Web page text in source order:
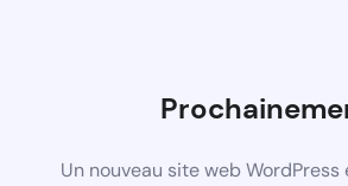
Un nouveau site web WordPress